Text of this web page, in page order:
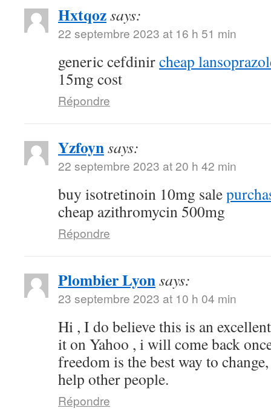
Hxtqozsays:
22 septembre 2023 at 16 h 51 min
generic cefdinircheap
15mg cost
Répondre
Yzfoynsays:
22 septembre 2023 at 20 h 42 min
buy isotretinoin 10mg sale
cheap azithromycin 500mg
Répondre
Plombier Lyonsays:
23 septembre 2023 at 10 h 04 min
Hi , I do believe this is an
it on Yahoo , i will come back
freedom is the best way to
help other people.
Répondre